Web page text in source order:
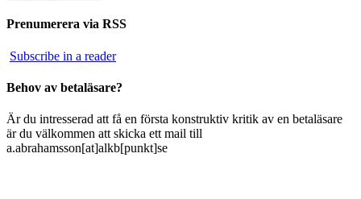
Prenumerera via RSS
Subscribe in a reader
Behov av betaläsare?
Är du intresserad att få en första konstruktiv kritik av en betaläsare
är du välkommen att skicka ett mail till
a.abrahamsson[at]alkb[punkt]se